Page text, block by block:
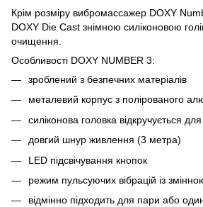
Крім розміру вибромассажер DOXY
DOXY Die Cast знімною силіконовою
очищення.
Особливості DOXY NUMBER 3:
зроблений з безпечних матеріалів
металевий корпус з полірованого
силіконова головка відкручується
довгий шнур живлення (3 метра)
LED підсвічування кнопок
режим пульсуючих вібрацій із
відмінно підходить для пари або